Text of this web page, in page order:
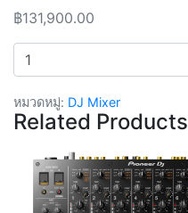
฿131,900.00
จำนวน
หมวดหมู่: DJ Mixer
Related Products